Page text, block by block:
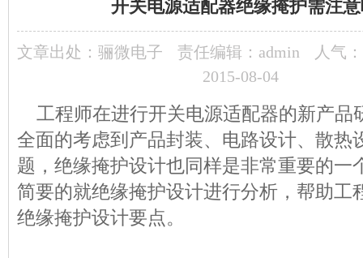
开关电源适配器绝缘掩护需注
文章出处： 骊微电子 责任编辑：admin
人气：
2015-08-04
工程师在进行开关电源适配器的新产品
全面的考虑到产品封装、电路设计、散热
题，绝缘掩护设计也同样是非常重要的一
简要的就绝缘掩护设计进行分析，帮助工
绝缘掩护设计要点。